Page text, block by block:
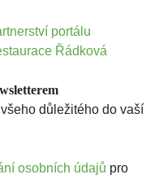
portálu
Řádková
důležitého do vaší
osobních údajů pro